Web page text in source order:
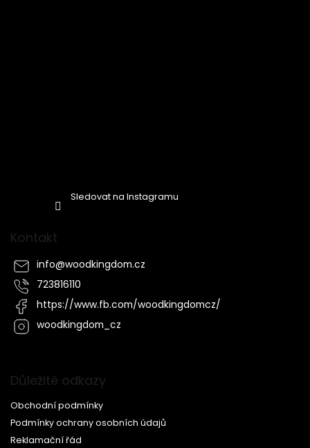
Sledovat na Instagramu
Kontakt
info@woodkingdom.cz
723816110
https://www.fb.com/woodkingdomcz/
woodkingdom_cz
Důležité odkazy
Obchodní podmínky
Podmínky ochrany osobních údajů
Reklamační řád